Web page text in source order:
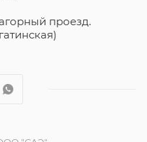
проезд.